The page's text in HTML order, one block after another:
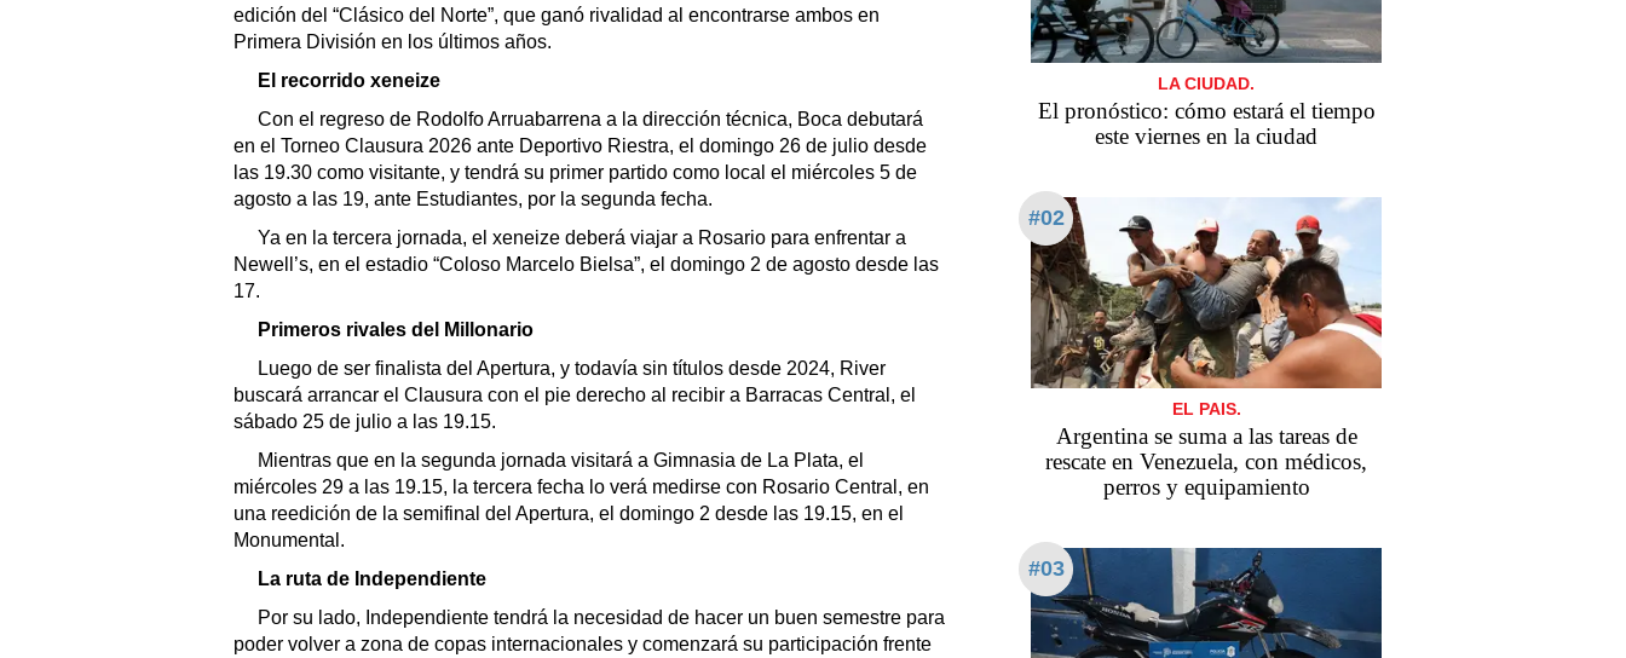
edición del “Clásico del Norte”, que ganó rivalidad al encontrarse ambos en
Primera División en los últimos años.
El recorrido xeneize
Con el regreso de Rodolfo Arruabarrena a la dirección técnica, Boca debutará
en el Torneo Clausura 2026 ante Deportivo Riestra, el domingo 26 de julio desde
las 19.30 como visitante, y tendrá su primer partido como local el miércoles 5 de
agosto a las 19, ante Estudiantes, por la segunda fecha.
Ya en la tercera jornada, el xeneize deberá viajar a Rosario para enfrentar a
Newell’s, en el estadio “Coloso Marcelo Bielsa”, el domingo 2 de agosto desde las
17.
Primeros rivales del Millonario
Luego de ser finalista del Apertura, y todavía sin títulos desde 2024, River
buscará arrancar el Clausura con el pie derecho al recibir a Barracas Central, el
sábado 25 de julio a las 19.15.
Mientras que en la segunda jornada visitará a Gimnasia de La Plata, el
miércoles 29 a las 19.15, la tercera fecha lo verá medirse con Rosario Central, en
una reedición de la semifinal del Apertura, el domingo 2 desde las 19.15, en el
Monumental.
La ruta de Independiente
Por su lado, Independiente tendrá la necesidad de hacer un buen semestre para
poder volver a zona de copas internacionales y comenzará su participación frente
LA CIUDAD.
El pronóstico: cómo estará el tiempo
este viernes en la ciudad
#02
EL PAIS.
Argentina se suma a las tareas de
rescate en Venezuela, con médicos,
perros y equipamiento
#03